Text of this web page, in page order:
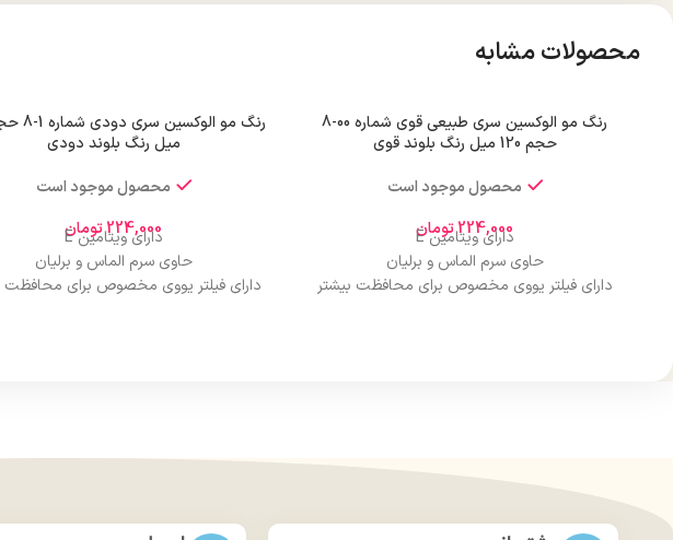
محصولات مشابه
رنگ مو الوکسین سری طبیعی قوی شماره 00-8
حجم 120 میل رنگ بلوند قوی
محصول موجود است
224,000تومان
دارای ویتامین E
حاوی سرم الماس و برلیان
دارای فیلتر یووی مخصوص برای محافظت بیشتر
میل رنگ بلوند دودی
محصول موجود است
224,000تومان
دارای ویتامین E
حاوی سرم الماس و برلیان
دارای فیلتر یووی مخصوص برای محافظت